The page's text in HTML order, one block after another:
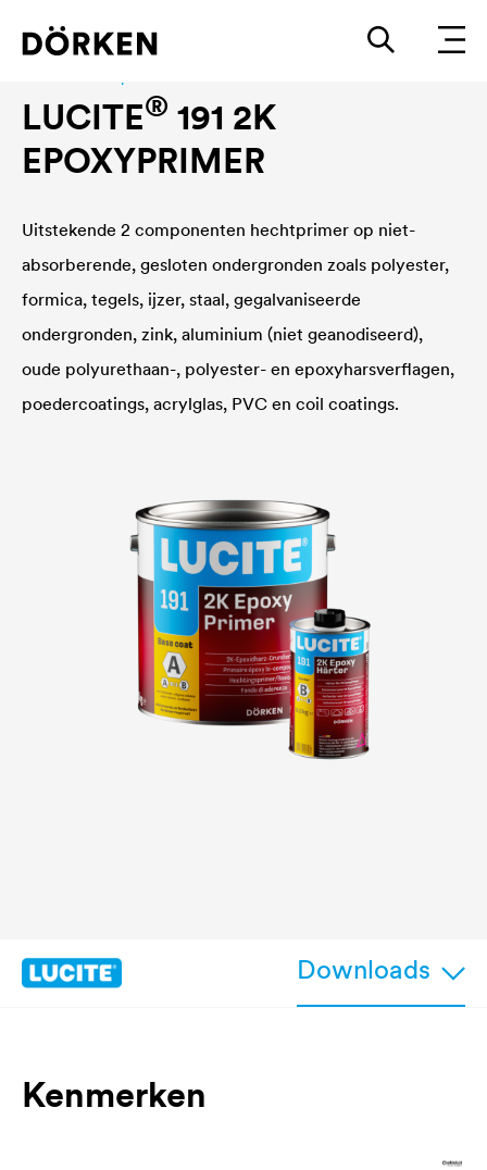
LUCITE® 191 2K
EPOXYPRIMER
Uitstekende 2 componenten hechtprimer op niet-
absorberende, gesloten ondergronden zoals polyester,
formica, tegels, ijzer, staal, gegalvaniseerde
ondergronden, zink, aluminium (niet geanodiseerd),
oude polyurethaan-, polyester- en epoxyharsverflagen,
poedercoatings, acrylglas, PVC en coil coatings.
Downloads
Kenmerken